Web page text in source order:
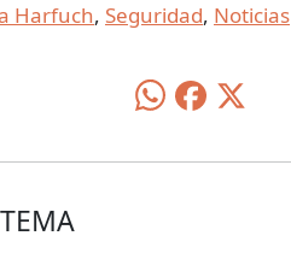
Harfuch, Seguridad, Noticias